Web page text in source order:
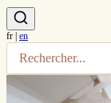
fr | en